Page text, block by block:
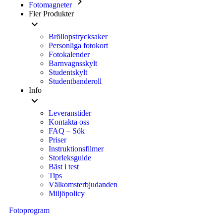
Fotomagneter
Fler Produkter
Bröllopstrycksaker
Personliga fotokort
Fotokalender
Barnvagnsskylt
Studentskylt
Studentbanderoll
Info
Leveranstider
Kontakta oss
FAQ – Sök
Priser
Instruktionsfilmer
Storleksguide
Bäst i test
Tips
Välkomsterbjudanden
Miljöpolicy
Fotoprogram